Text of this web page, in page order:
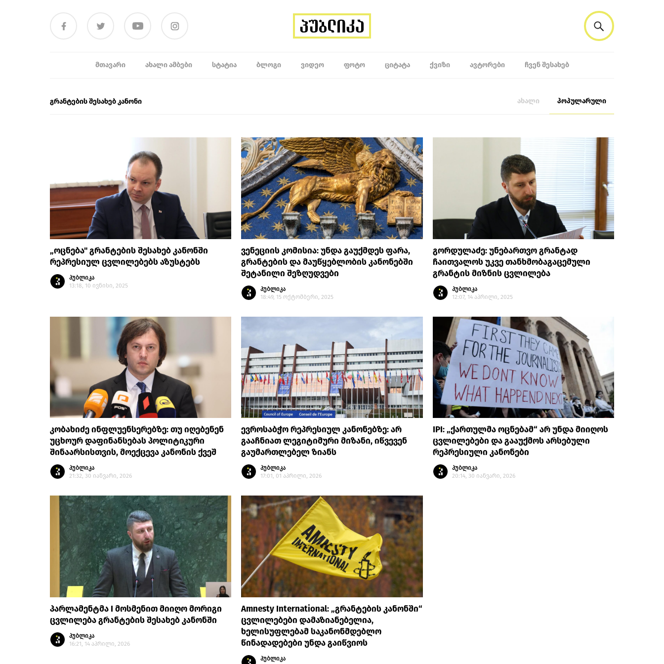
ᲛᲗᲐᲕᲐᲠᲘ ᲐᲮᲐᲚᲘ ᲐᲛᲑᲔᲑᲘ ᲡᲢᲐᲢᲘᲐ ᲑᲚᲝᲒᲘ ᲕᲘᲓᲔᲝ ᲤᲝᲢᲝ ᲪᲘᲢᲐᲢᲐ ᲥᲕᲘᲖᲘ ᲐᲕᲢᲝᲠᲔᲑᲘ ᲩᲕᲔᲜ ᲨᲔᲡᲐᲮᲔᲑ
გრანტების შესახებ კანონი ახალი პოპულარული
„ოცნება" გრანტების შესახებ კანონში
რეპრესიულ ცვლილებებს აზუსტებს
პუბლიკა
13:18, 10 ივნისი, 2025
ვენეციის კომისია: უნდა გაუქმდეს ფარა,
გრანტების და მაუწყებლობის კანონებში
შეტანილი შეზღუდვები
პუბლიკა
18:49, 15 ოქტომბერი, 2025
გორდულაძე: უნებართვო გრანტად
ჩაითვალოს უკვე თანხმობაგაცემული
გრანტის მიზნის ცვლილება
პუბლიკა
12:07, 14 აპრილი, 2025
კობახიძე ინფლუენსერებზე: თუ იღებენენ
უცხოურ დაფინანსებას პოლიტიკური
შინაარსისთვის, მოექცევა კანონის ქვეშ
პუბლიკა
21:32, 30 იანვარი, 2026
ევროსაბჭო რეპრესიულ კანონებზე: არ
გააჩნიათ ლეგიტიმური მიზანი, იწვევენ
გაუმართლებელ ზიანს
პუბლიკა
17:01, 01 აპრილი, 2026
IPI: „ქართულმა ოცნებამ“ არ უნდა მიიღოს
ცვლილებები და გააუქმოს არსებული
რეპრესიული კანონები
პუბლიკა
20:14, 30 იანვარი, 2026
პარლამენტმა I მოსმენით მიიღო მორიგი
ცვლილება გრანტების შესახებ კანონში
პუბლიკა
16:21, 14 აპრილი, 2026
Amnesty International: „გრანტების კანონში“
ცვლილებები დამაზიანებელია,
ხელისუფლებამ საკანონმდებლო
წინადადებები უნდა გაიწვიოს
პუბლიკა